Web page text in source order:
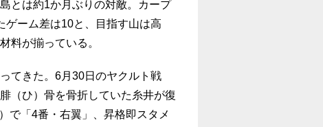
とは約1か月ぶりの対敵。カープ
ゲーム差は10と、目指す山は高
料が揃っている。
てきた。6月30日のヤクルト戦
（ひ）骨を骨折していた糸井が復
で「4番・右翼」、昇格即スタメ